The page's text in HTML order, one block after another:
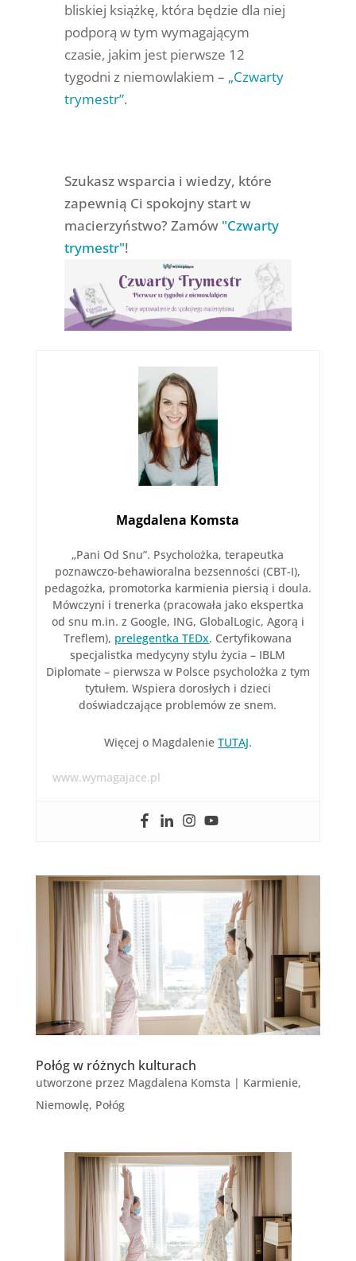
bliskiej książkę, która będzie dla niej
podporą w tym wymagającym
czasie, jakim jest pierwsze 12
tygodni z niemowlakiem – „Czwarty
trymestr”.
Szukasz wsparcia i wiedzy, które
zapewnią Ci spokojny start w
macierzyństwo? Zamów "Czwarty
trymestr"!
Magdalena Komsta
„Pani Od Snu”. Psycholożka, terapeutka
poznawczo-behawioralna bezsenności (CBT-I),
pedagożka, promotorka karmienia piersią i doula.
Mówczyni i trenerka (pracowała jako ekspertka
od snu m.in. z Google, ING, GlobalLogic, Agorą i
Treflem), prelegentka TEDx. Certyfikowana
specjalistka medycyny stylu życia – IBLM
Diplomate – pierwsza w Polsce psycholożka z tym
tytułem. Wspiera dorosłych i dzieci
doświadczające problemów ze snem.
Więcej o Magdalenie TUTAJ.
www.wymagajace.pl
Połóg w różnych kulturach
utworzone przez Magdalena Komsta | Karmienie,
Niemowlę, Połóg